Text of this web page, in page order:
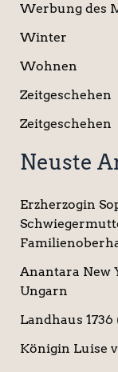
Werbung des
Winter
Wohnen
Zeitgeschehen
Zeitgeschehen
Neuste
Erzherzogin
Anantara New
Ungarn
Landhaus
Königin Luise